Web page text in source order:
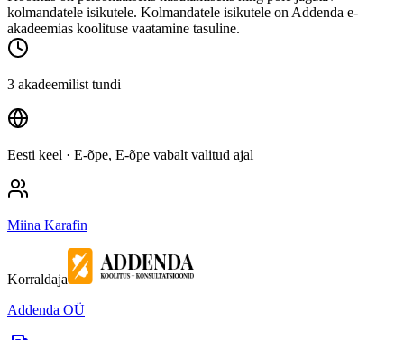
kolmandatele isikutele. Kolmandatele isikutele on Addenda e-
akadeemias koolituse vaatamine tasuline.
3 akadeemilist tundi
Eesti keel · E-õpe, E-õpe vabalt valitud ajal
Miina Karafin
Korraldaja
Addenda OÜ